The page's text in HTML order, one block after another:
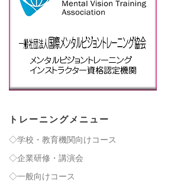
トレーニングメニュー
◇学校・教育機関向けコース
◇企業研修・講演会
◇一般向けコース